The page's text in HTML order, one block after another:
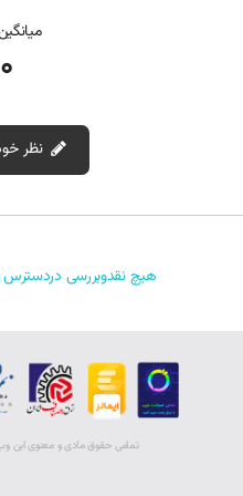
توصیه می‌شود قبل از نصب فن
شماره فنی: 730792‑001
جریان مصرفی: 0.5 آمپر
نوع کانکتور: 4 پین (PWM)
طراحی: نوع دمنده (blower)
نظر خود را درج کنید
نقد و بررسی‌‌ (0)
هیچ نقدوبررسی
تمامی حقوق مادی و معنوی اين